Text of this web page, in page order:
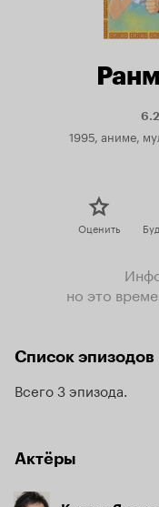
6.2
1995, аниме,
Оценить
но это
Список эпизодов
Всего 3 эпизода
Актёры